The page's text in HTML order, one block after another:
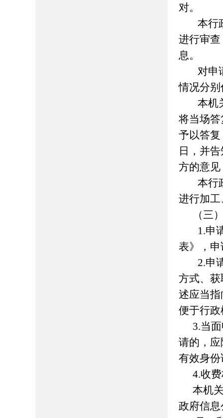
对。
本行
进行审
息。
对申
情况分
本机
将当场
予以答
日，并
方的意
本行
进行加
（三
1.申
表》，
2.申
方式、
述应当
便于行
3.当
请的，
有效身
4.收
本机
政府信